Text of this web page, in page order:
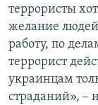
террористы
желание
работу, по
террорист
украинцам
страданий», –